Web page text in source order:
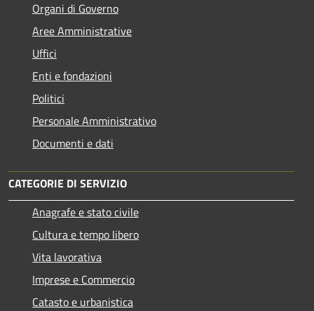
Organi di Governo
Aree Amministrative
Uffici
Enti e fondazioni
Politici
Personale Amministrativo
Documenti e dati
CATEGORIE DI SERVIZIO
Anagrafe e stato civile
Cultura e tempo libero
Vita lavorativa
Imprese e Commercio
Catasto e urbanistica